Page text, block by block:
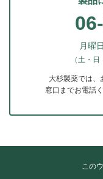
月曜
（土・
大杉製薬では、
窓口までお電話
この